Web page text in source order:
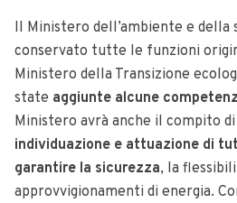
Il Ministero dell’ambiente e della
conservato tutte le funzioni
Ministero della Transizione
state aggiunte alcune
Ministero avrà anche il compito
individuazione e attuazione di
garantire la sicurezza, la
approvvigionamenti di energia.